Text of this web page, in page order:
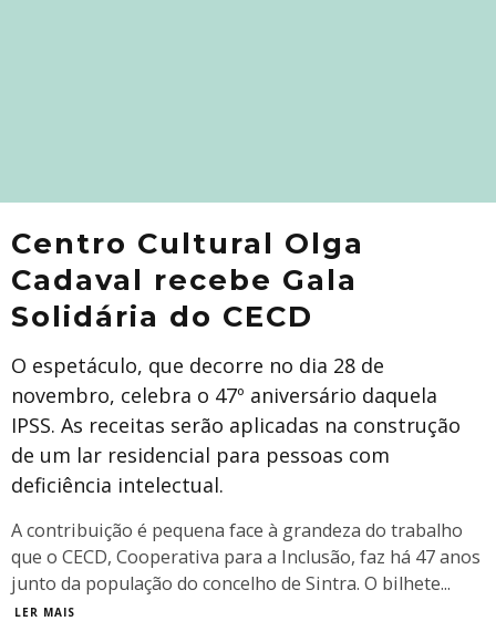
Centro Cultural Olga
Cadaval recebe Gala
Solidária do CECD
O espetáculo, que decorre no dia 28 de
novembro, celebra o 47º aniversário daquela
IPSS. As receitas serão aplicadas na construção
de um lar residencial para pessoas com
deficiência intelectual.
A contribuição é pequena face à grandeza do trabalho
que o CECD, Cooperativa para a Inclusão, faz há 47 anos
junto da população do concelho de Sintra. O bilhete...
LER MAIS